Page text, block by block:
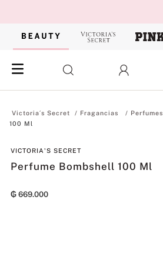
Fragancias Perfumes
100 Ml
VICTORIA'S SECRET
Perfume Bombshell 100 Ml
₲ 669.000